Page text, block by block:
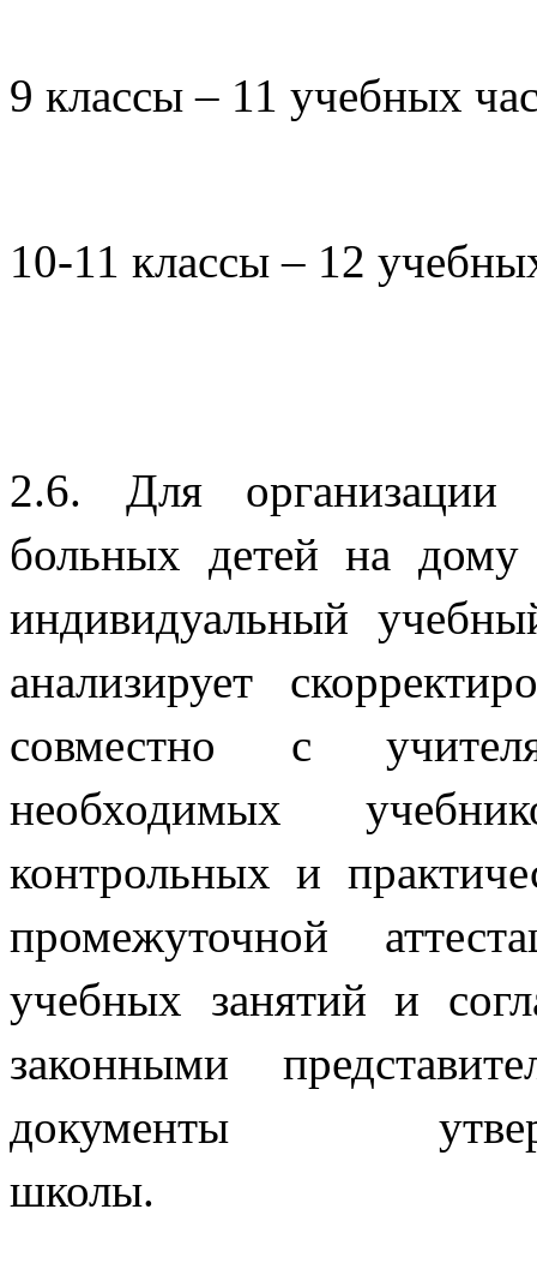
9 классы – 11 учебных
10-11 классы – 12
2.6. Для организации
больных детей на дому
индивидуальный
анализирует
совместно с
необходимых
контрольных и
промежуточной
учебных занятий и
законными
документы